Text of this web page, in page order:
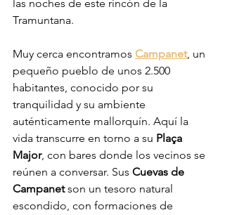
las noches de este rincón de la
Tramuntana.
Muy cerca encontramos Campanet, un
pequeño pueblo de unos 2.500
habitantes, conocido por su
tranquilidad y su ambiente
auténticamente mallorquín. Aquí la
vida transcurre en torno a su Plaça
Major, con bares donde los vecinos se
reúnen a conversar. Sus Cuevas de
Campanet son un tesoro natural
escondido, con formaciones de